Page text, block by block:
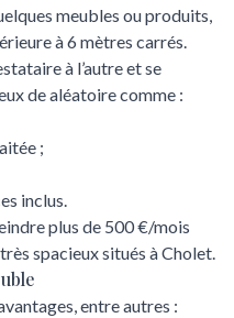
meubles ou produits,
à 6 mètres carrés.
à l’autre et se
de aléatoire comme :
;
inclus.
plus de 500 €/mois
spacieux situés à Cholet.
entre autres :